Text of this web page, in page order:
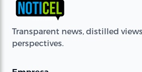
Transparent news, distilled
perspectives.